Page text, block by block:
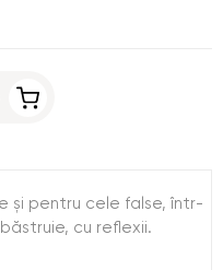
şi pentru cele false, într-
cu reflexii.